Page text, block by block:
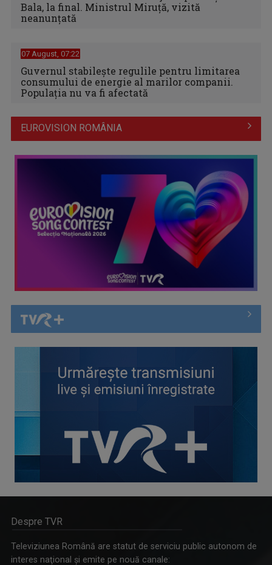
Bala, la final. Ministrul Miruță, vizită
neanunțată
07 August, 07:22
Guvernul stabilește regulile pentru limitarea
consumului de energie al marilor companii.
Populația nu va fi afectată
EUROVISION ROMÂNIA
Despre TVR
Televiziunea Română are statut de serviciu public autonom de
interes naţional şi emite pe nouă canale: